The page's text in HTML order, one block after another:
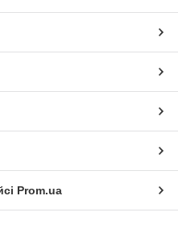
Prom.ua